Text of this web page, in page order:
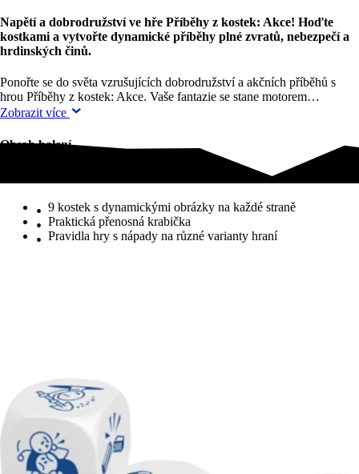
Napětí a dobrodružství ve hře Příběhy z kostek: Akce! Hoďte
kostkami a vytvořte dynamické příběhy plné zvratů, nebezpečí a
hrdinských činů.
Ponořte se do světa vzrušujících dobrodružství a akčních příběhů s
hrou Příběhy z kostek: Akce. Vaše fantazie se stane motorem…
Zobrazit více
Obsah balení
9 kostek s dynamickými obrázky na každé straně
Praktická přenosná krabička
Pravidla hry s nápady na různé varianty hraní